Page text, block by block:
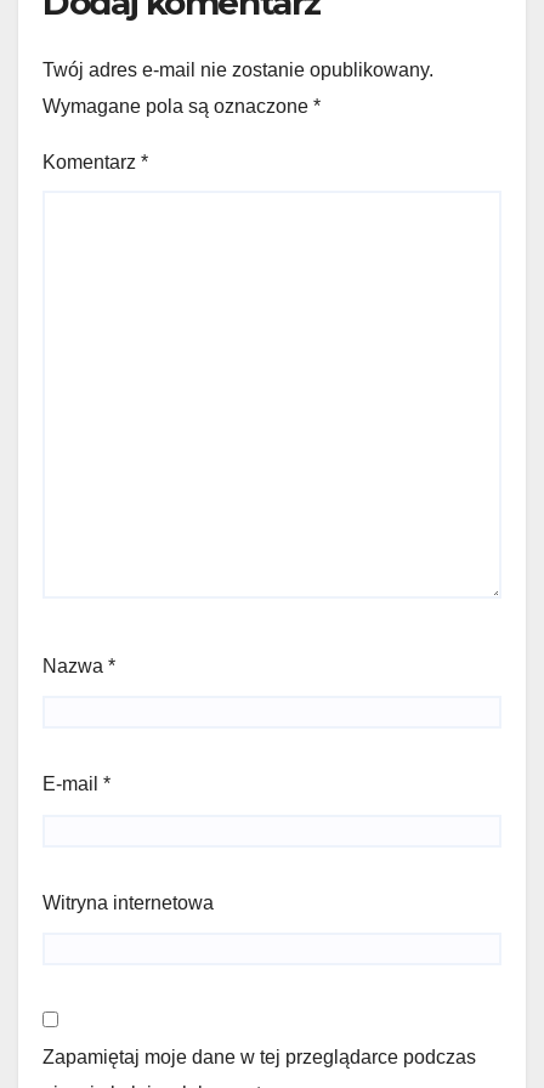
Twój adres e-mail nie zostanie opublikowany.
Wymagane pola są oznaczone *
Komentarz *
Nazwa *
E-mail *
Witryna internetowa
Zapamiętaj moje dane w tej przeglądarce podczas